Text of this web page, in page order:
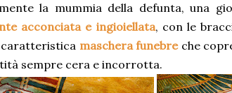
la mummia della defunta, una
acconciata e ingioiellata, con le
caratteristica maschera funebre che
sempre cera e incorrotta.